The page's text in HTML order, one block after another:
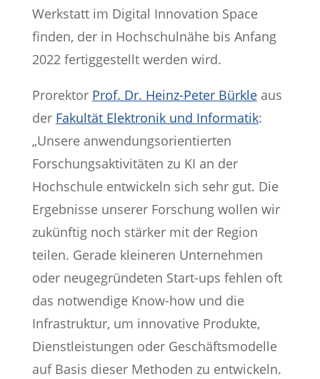
Werkstatt im Digital Innovation Space
finden, der in Hochschulnähe bis Anfang
2022 fertiggestellt werden wird.
Prorektor Prof. Dr. Heinz-Peter Bürkleaus
der Fakultät Elektronik und Informatik:
„Unsere anwendungsorientierten
Forschungsaktivitäten zu KI an der
Hochschule entwickeln sich sehr gut. Die
Ergebnisse unserer Forschung wollen wir
zukünftig noch stärker mit der Region
teilen. Gerade kleineren Unternehmen
oder neugegründeten Start-ups fehlen oft
das notwendige Know-how und die
Infrastruktur, um innovative Produkte,
Dienstleistungen oder Geschäftsmodelle
auf Basis dieser Methoden zu entwickeln.